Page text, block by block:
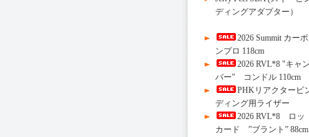
ディングアダプター）
2026 Summit カーボ
ンプロ 118cm
2026 RVL*8 "キャン
バー" コンドル 110cm
PHKリアクタービ
ディング用ライザー
2026 RVL*8 ロッ
カード ”ブラント” 88cm